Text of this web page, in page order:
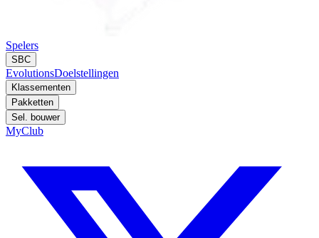
Spelers
SBC
EvolutionsDoelstellingen
Klassementen
Pakketten
Sel. bouwer
MyClub